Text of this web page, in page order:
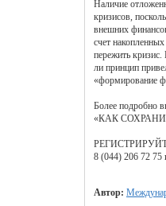
Наличие
кризисов,
внешних
счет
пережить
ли принцип
«формирование
Более подробно
«КАК
8 (044) 206 72 75
Автор: